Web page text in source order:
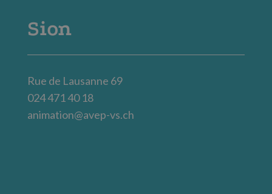
Sion
Rue de Lausanne 69
024 471 40 18
animation@avep-vs.ch